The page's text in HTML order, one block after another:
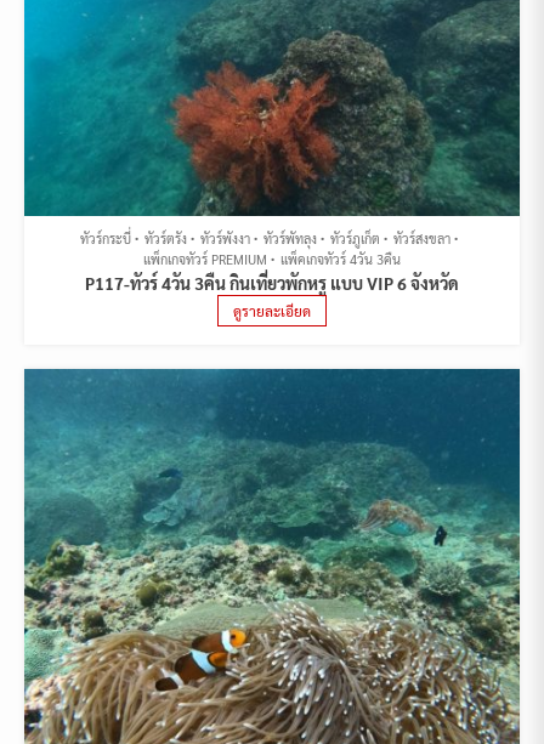
ทัวร์กระบี่ ทัวร์ตรัง ทัวร์พังงา ทัวร์พัทลุง ทัวร์ภูเก็ต
ทัวร์สงขลา
แพ็กเกจทัวร์ PREMIUM
แพ็คเกจทัวร์ 4วัน 3คืน
P117-ทัวร์ 4วัน 3คืน กินเที่ยวพักหรู แบบ VIP 6 จังหวัด
ดูรายละเอียด